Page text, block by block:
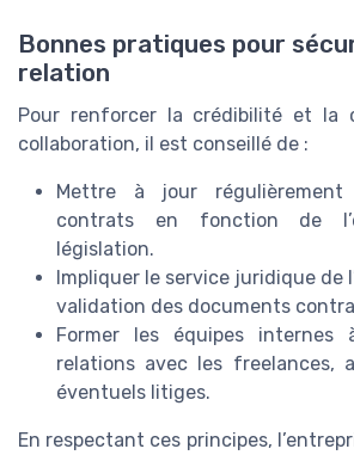
Bonnes pratiques pour
relation
Pour renforcer la crédibilité et la
collaboration, il est conseillé de :
Mettre à jour
contrats en fonction de
législation.
Impliquer le service juridique de
validation des documents
Former les équipes
relations avec les freelances,
éventuels litiges.
En respectant ces principes,